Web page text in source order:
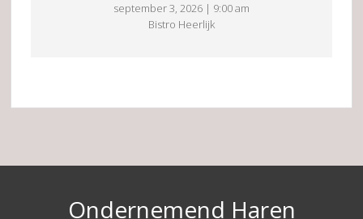
september 3, 2026 | 9:00 am
Bistro Heerlijk
Ondernemend Haren